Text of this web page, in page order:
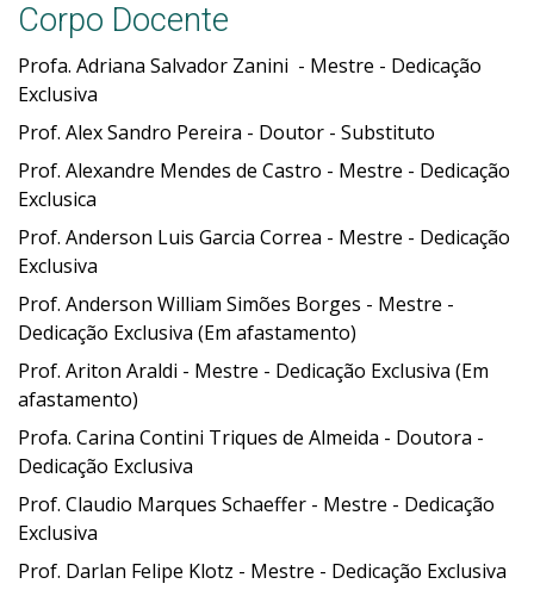
Corpo Docente
Profa. Adriana Salvador Zanini - Mestre - Dedicação
Exclusiva
Prof. Alex Sandro Pereira - Doutor - Substituto
Prof. Alexandre Mendes de Castro - Mestre - Dedicação
Exclusica
Prof. Anderson Luis Garcia Correa - Mestre - Dedicação
Exclusiva
Prof. Anderson William Simões Borges - Mestre -
Dedicação Exclusiva (Em afastamento)
Prof. Ariton Araldi - Mestre - Dedicação Exclusiva (Em
afastamento)
Profa. Carina Contini Triques de Almeida - Doutora -
Dedicação Exclusiva
Prof. Claudio Marques Schaeffer - Mestre - Dedicação
Exclusiva
Prof. Darlan Felipe Klotz - Mestre - Dedicação Exclusiva